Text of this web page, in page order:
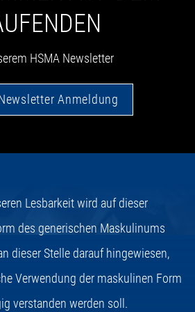
HSMA Newsletter
Anmeldung
Lesbarkeit wird auf dieser
des generischen Maskulinums
dieser Stelle darauf hingewiesen,
Verwendung der maskulinen Form
verstanden werden soll.